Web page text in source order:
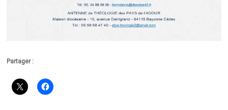
Partager :